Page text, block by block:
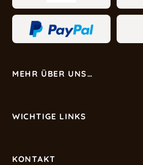
MEHR ÜBER UNS…
WICHTIGE LINKS
KONTAKT